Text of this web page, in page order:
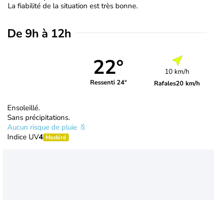
La fiabilité de la situation est très bonne.
De 9h à 12h
22°
Ressenti 24°
10 km/h
Rafales20 km/h
Ensoleillé.
Sans précipitations.
Aucun risque de pluie
Indice UV4 Modéré